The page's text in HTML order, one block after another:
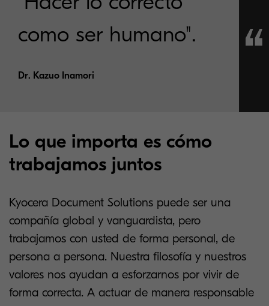
como ser humano".
Dr. Kazuo Inamori
Lo que importa es cómo
trabajamos juntos
Kyocera Document Solutions puede ser una
compañía global y vanguardista, pero
trabajamos con usted de forma personal, de
persona a persona. Nuestra filosofía y nuestros
valores nos ayudan a esforzarnos por vivir de
forma correcta. A actuar de manera responsable